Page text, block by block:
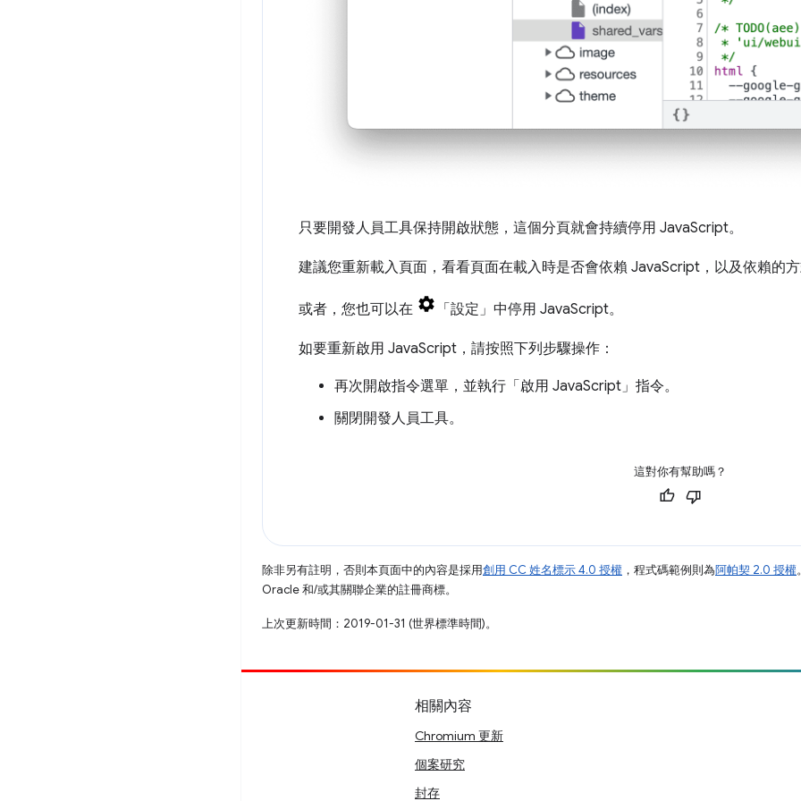
只要開發人員工具保持開啟狀態，這個分頁就會持續停用 JavaScript。
建議您重新載入頁面，看看頁面在載入時是否會依賴 JavaScript，以及依賴的
或者，您也可以在 「設定」 中停用 JavaScript。
如要重新啟用 JavaScript，請按照下列步驟操作：
再次開啟指令選單，並執行「啟用 JavaScript」 指令。
關閉開發人員工具。
這對你有幫助嗎？
除非另有註明，否則本頁面中的內容是採用創用 CC 姓名標示 4.0 授權 ，程式碼範例則為阿帕契 2.0 授權
Oracle 和/或其關聯企業的註冊商標。
上次更新時間：2019-01-31 (世界標準時間)。
相關內容
Chromium 更新
個案研究
封存